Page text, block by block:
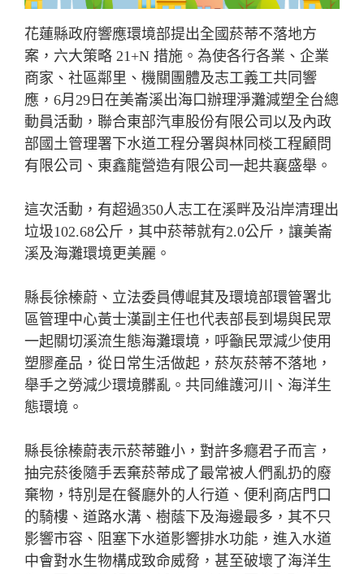
花蓮縣政府響應環境部提出全國菸蒂不落地方
案，六大策略 21+N 措施。為使各行各業、企業
商家、社區鄰里、機關團體及志工義工共同響
應，6月29日在美崙溪出海口辦理淨灘減塑全台總
動員活動，聯合東部汽車股份有限公司以及內政
部國土管理署下水道工程分署與林同棪工程顧問
有限公司、東鑫龍營造有限公司一起共襄盛舉。
這次活動，有超過350人志工在溪畔及沿岸清理出
垃圾102.68公斤，其中菸蒂就有2.0公斤，讓美崙
溪及海灘環境更美麗。
縣長徐榛蔚、立法委員傅崐萁及環境部環管署北
區管理中心黃士漢副主任也代表部長到場與民眾
一起關切溪流生態海灘環境，呼籲民眾減少使用
塑膠產品，從日常生活做起，菸灰菸蒂不落地，
舉手之勞減少環境髒亂。共同維護河川、海洋生
態環境。
縣長徐榛蔚表示菸蒂雖小，對許多癮君子而言，
抽完菸後隨手丟棄菸蒂成了最常被人們亂扔的廢
棄物，特別是在餐廳外的人行道、便利商店門口
的騎樓、道路水溝、樹蔭下及海邊最多，其不只
影響市容、阻塞下水道影響排水功能，進入水道
中會對水生物構成致命威脅，甚至破壞了海洋生